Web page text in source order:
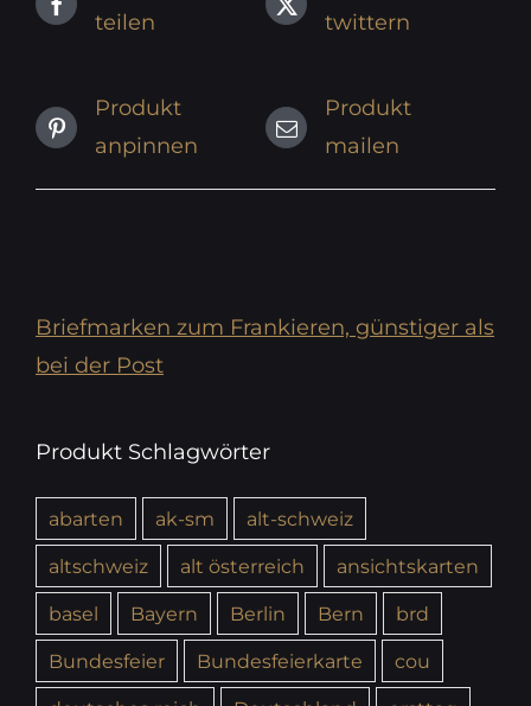
teilen
twittern
Produkt
anpinnen
Produkt
mailen
Briefmarken zum Frankieren, günstiger als
bei der Post
Produkt Schlagwörter
abarten ak-sm
alt-schweiz
altschweiz
alt österreich
ansichtskarten
basel
Bayern Berlin Bern
brd
Bundesfeier
Bundesfeierkarte
cou